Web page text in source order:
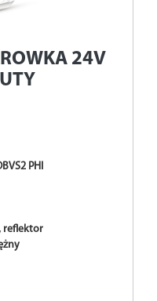
24V
PHI
reflektor